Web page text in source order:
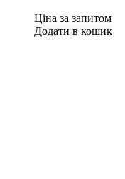
Ціна за запитом
Додати в кошик